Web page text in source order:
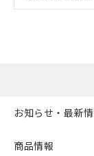
お知らせ・最新
商品情報